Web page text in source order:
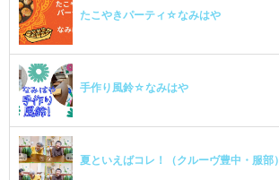
たこやきパーティ☆なみはや
手作り風鈴☆なみはや
夏といえばコレ！（クルーヴ豊中・服部）